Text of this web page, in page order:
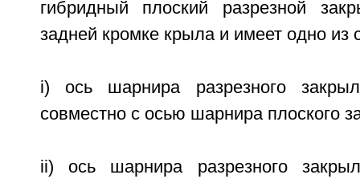
гибридный плоский разрезной
задней кромке крыла и имеет одно из
i) ось шарнира разрезного
совместно с осью шарнира плоского
ii) ось шарнира разрезного